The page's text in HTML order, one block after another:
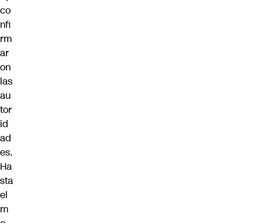
co
nfi
rm
ar
on
las
au
tor
id
ad
es.
Ha
sta
el
m